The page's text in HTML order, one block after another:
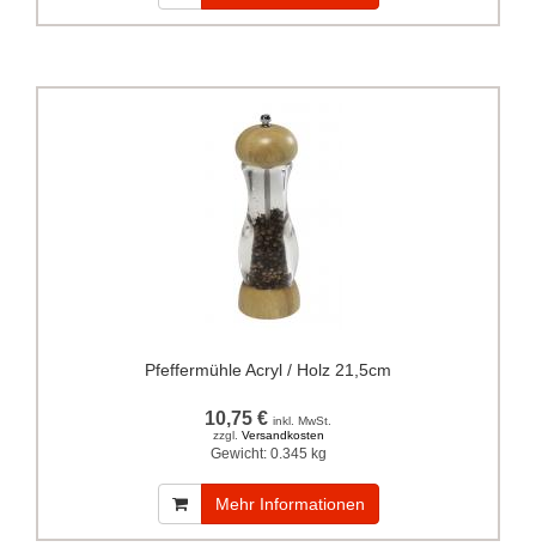
Pfeffermühle Acryl / Holz 21,5cm
10,75 € inkl. MwSt.
zzgl. Versandkosten
Gewicht: 0.345 kg
Mehr Informationen